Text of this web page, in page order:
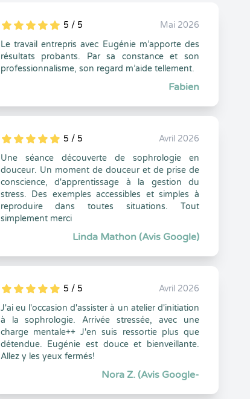
5
1
5
0 5 / 5
Mai 2026
Le travail entrepris avec Eugénie m’apporte des
résultats probants. Par sa constance et son
professionnalisme, son regard m’aide tellement.
Fabien
5
1
5
0 5 / 5
Avril 2026
Une séance découverte de sophrologie en
douceur. Un moment de douceur et de prise de
conscience, d'apprentissage à la gestion du
stress. Des exemples accessibles et simples à
reproduire dans toutes situations. Tout
simplement merci
Linda Mathon (Avis Google)
5
1
5
0 5 / 5
Avril 2026
J'ai eu l'occasion d'assister à un atelier d'initiation
à la sophrologie. Arrivée stressée, avec une
charge mentale++ J'en suis ressortie plus que
détendue. Eugénie est douce et bienveillante.
Allez y les yeux fermés!
Nora Z. (Avis Google-